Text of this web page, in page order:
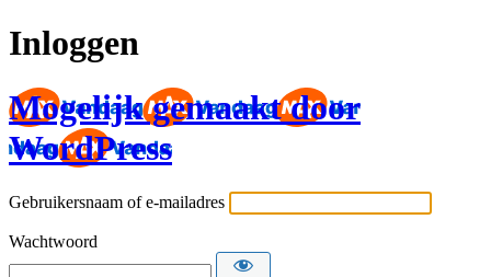
Inloggen
Mogelijk gemaakt door
WordPress
Gebruikersnaam of e-mailadres
Wachtwoord